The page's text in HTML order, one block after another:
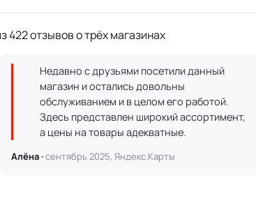
422 отзывов о трёх магазинах
Недавно с друзьями посетили данный
магазин и остались довольны
обслуживанием и в целом его работой.
Здесь представлен широкий ассортимент,
а цены на товары адекватные.
Алёна ·сентябрь 2025, Яндекс.Карты